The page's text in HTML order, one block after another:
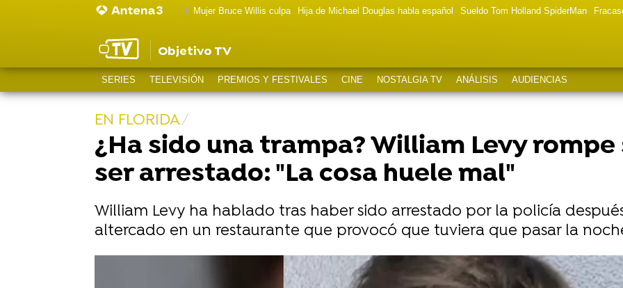
Mujer Bruce Willis culpa Hija de Michael Douglas habla español Sueldo Tom Holland SpiderMan
Objetivo TV
SERIES TELEVISIÓN PREMIOS Y FESTIVALES CINE NOSTALGIA TV ANÁLISIS AUDIENCIAS
EN FLORIDA
¿Ha sido una trampa? William Levy
ser arrestado: "La cosa huele mal"
William Levy ha hablado tras haber sido arrestado por la policía
altercado en un restaurante que provocó que tuviera que pasar la